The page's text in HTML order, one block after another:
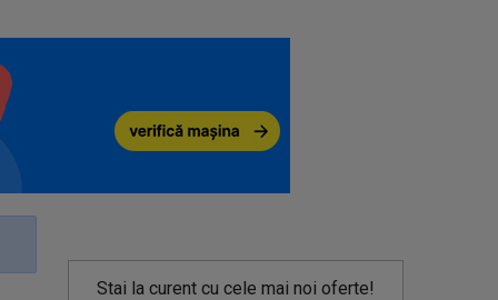
Stai la curent cu cele mai noi oferte!